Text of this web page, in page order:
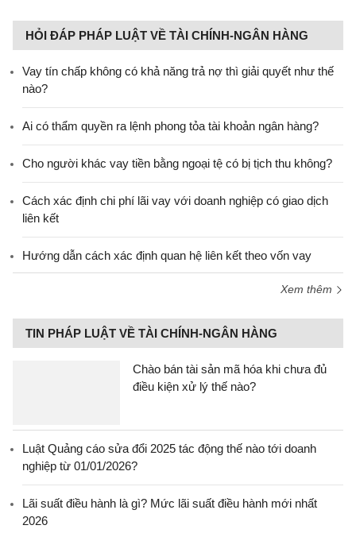
HỎI ĐÁP PHÁP LUẬT VỀ TÀI CHÍNH-NGÂN HÀNG
Vay tín chấp không có khả năng trả nợ thì giải quyết như thế
nào?
Ai có thẩm quyền ra lệnh phong tỏa tài khoản ngân hàng?
Cho người khác vay tiền bằng ngoại tệ có bị tịch thu không?
Cách xác định chi phí lãi vay với doanh nghiệp có giao dịch
liên kết
Hướng dẫn cách xác định quan hệ liên kết theo vốn vay
Xem thêm
TIN PHÁP LUẬT VỀ TÀI CHÍNH-NGÂN HÀNG
Chào bán tài sản mã hóa khi chưa đủ
điều kiện xử lý thế nào?
Luật Quảng cáo sửa đổi 2025 tác động thế nào tới doanh
nghiệp từ 01/01/2026?
Lãi suất điều hành là gì? Mức lãi suất điều hành mới nhất
2026